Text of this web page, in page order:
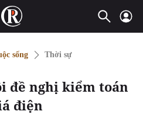
sống Thời sự
đề nghị kiểm toán
điện